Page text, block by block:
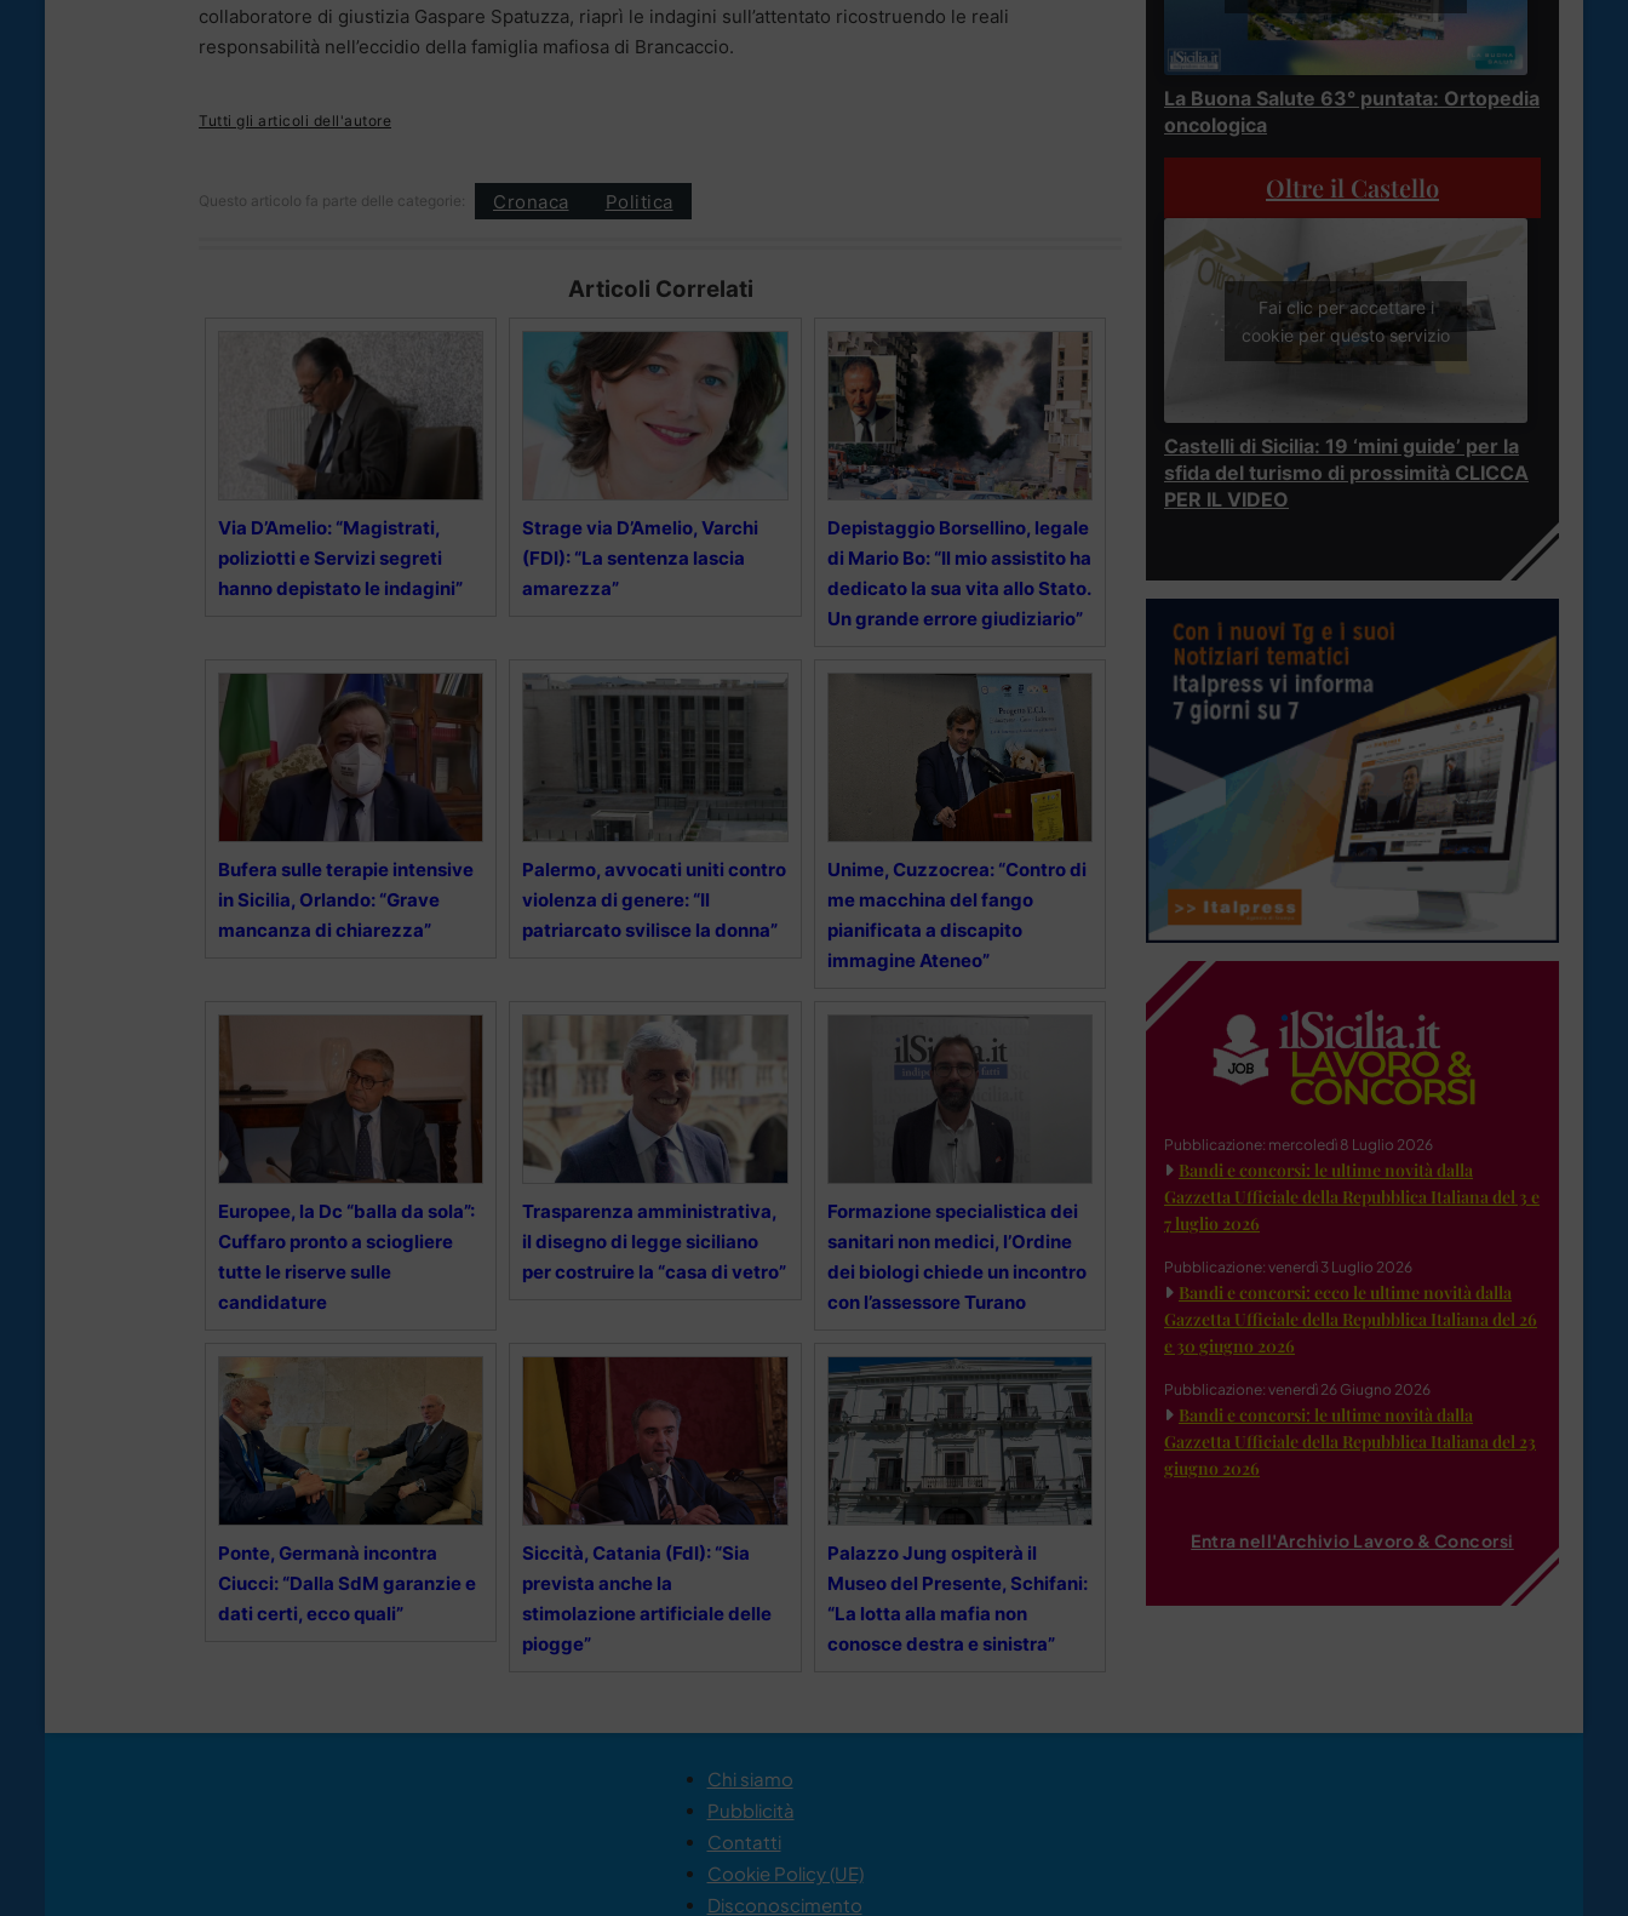
collaboratore di giustizia Gaspare Spatuzza, riaprì le indagini sull’attentato ricostruendo le reali
responsabilità nell’eccidio della famiglia mafiosa di Brancaccio.
Tutti gli articoli dell'autore
Questo articolo fa parte delle categorie: Cronaca Politica
Articoli Correlati
Via D’Amelio: “Magistrati,
poliziotti e Servizi segreti
hanno depistato le indagini”
Strage via D’Amelio, Varchi
(FDI): “La sentenza lascia
amarezza”
Depistaggio Borsellino, legale
di Mario Bo: “Il mio assistito ha
dedicato la sua vita allo Stato.
Un grande errore giudiziario”
Bufera sulle terapie intensive
in Sicilia, Orlando: “Grave
mancanza di chiarezza”
Palermo, avvocati uniti contro
violenza di genere: “Il
patriarcato svilisce la donna”
Unime, Cuzzocrea: “Contro di
me macchina del fango
pianificata a discapito
immagine Ateneo”
Europee, la Dc “balla da sola”:
Cuffaro pronto a sciogliere
tutte le riserve sulle
candidature
Trasparenza amministrativa,
il disegno di legge siciliano
per costruire la “casa di vetro”
Formazione specialistica dei
sanitari non medici, l’Ordine
dei biologi chiede un incontro
con l’assessore Turano
Ponte, Germanà incontra
Ciucci: “Dalla SdM garanzie e
dati certi, ecco quali”
Siccità, Catania (FdI): “Sia
prevista anche la
stimolazione artificiale delle
piogge”
Palazzo Jung ospiterà il
Museo del Presente, Schifani:
“La lotta alla mafia non
conosce destra e sinistra”
La Buona Salute 63° puntata: Ortopedia
oncologica
Oltre il Castello
Fai clic per accettare i
cookie per questo servizio
Castelli di Sicilia: 19 ‘mini guide’ per la
sfida del turismo di prossimità CLICCA
PER IL VIDEO
Pubblicazione: mercoledì 8 Luglio 2026
Bandi e concorsi: le ultime novità dalla
Gazzetta Ufficiale della Repubblica Italiana del 3 e
7 luglio 2026
Pubblicazione: venerdì 3 Luglio 2026
Bandi e concorsi: ecco le ultime novità dalla
Gazzetta Ufficiale della Repubblica Italiana del 26
e 30 giugno 2026
Pubblicazione: venerdì 26 Giugno 2026
Bandi e concorsi: le ultime novità dalla
Gazzetta Ufficiale della Repubblica Italiana del 23
giugno 2026
Entra nell'Archivio Lavoro & Concorsi
Chi siamo
Pubblicità
Contatti
Cookie Policy (UE)
Disconoscimento